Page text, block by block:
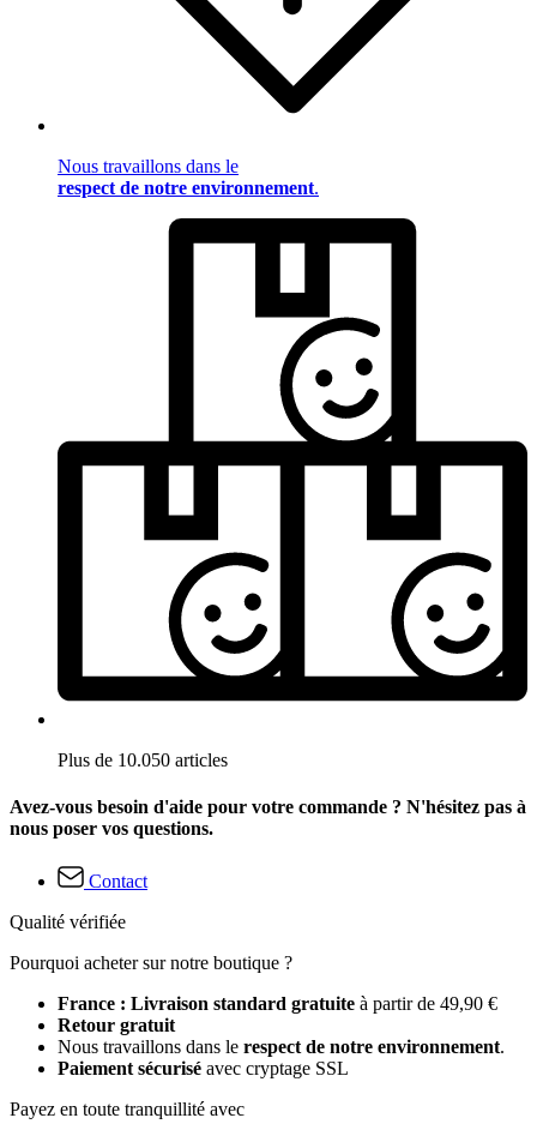
Nous travaillons dans le
respect de notre environnement.
Plus de 10.050 articles
Avez-vous besoin d'aide pour votre commande ? N'hésitez pas à
nous poser vos questions.
Contact
Qualité vérifiée
Pourquoi acheter sur notre boutique ?
France : Livraison standard gratuite à partir de 49,90 €
Retour gratuit
Nous travaillons dans le respect de notre environnement.
Paiement sécurisé avec cryptage SSL
Payez en toute tranquillité avec